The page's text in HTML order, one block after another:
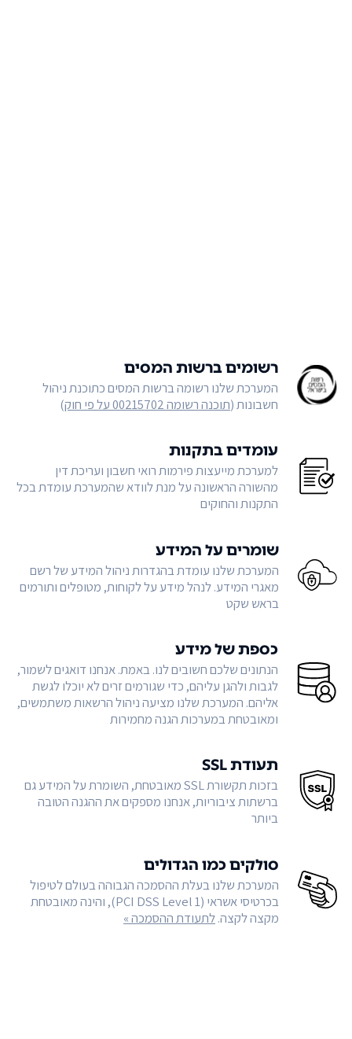
רשומים ברשות המסים
המערכת שלנו רשומה ברשות המסים כתוכנת ניהול
חשבונות (תוכנה רשומה 00215702 על פי חוק )
עומדים בתקנות
למערכת מייעצות פירמות רואי חשבון ועריכת דין
מהשורה הראשונה על מנת לוודא שהמערכת עומדת בכל
התקנות והחוקים
שומרים על המידע
המערכת שלנו עומדת בהגדרות ניהול המידע של רשם
מאגרי המידע. לנהל מידע על לקוחות, מטופלים ותורמים
בראש שקט
כספת של מידע
הנתונים שלכם חשובים לנו. באמת. אנחנו דואגים לשמור,
לגבות ולהגן עליהם, כדי שגורמים זרים לא יוכלו לגשת
אליהם. המערכת שלנו מציעה ניהול הרשאות משתמשים,
ומאובטחת במערכות הגנה מחמירות
תעודת SSL
בזכות תקשורת SSL מאובטחת, השומרת על המידע גם
ברשתות ציבוריות, אנחנו מספקים את ההגנה הטובה
ביותר
סולקים כמו הגדולים
המערכת שלנו בעלת ההסמכה הגבוהה בעולם לטיפול
בכרטיסי אשראי (PCI DSS Level 1), והינה מאובטחת
מקצה לקצה.לתעודת ההסמכה »